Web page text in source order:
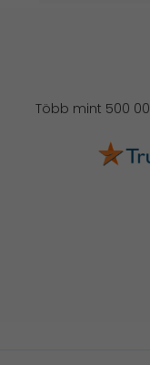
Több mint 500